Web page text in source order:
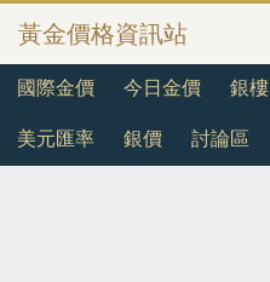
黃金價格資訊站
國際金價 今日金價 銀樓
美元匯率 銀價 討論區